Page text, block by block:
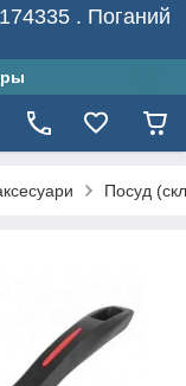
. Поганий
Посуд